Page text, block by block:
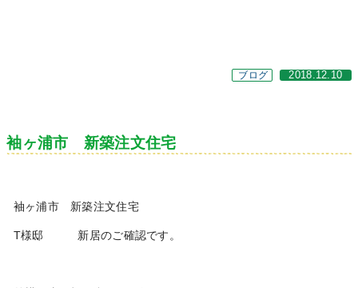
ブログ 2018.12.10
袖ヶ浦市 新築注文住宅
袖ヶ浦市 新築注文住宅
T様邸 新居のご確認です。